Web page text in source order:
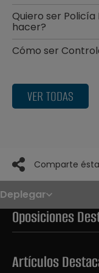
Quiero ser Policía
hacer?
Cómo ser
VER TODAS
Comparte
Deplegar
Noticias
Oposiciones
Convocatorias
Paso paso
OPE 2026
Oposiciones
Artículos